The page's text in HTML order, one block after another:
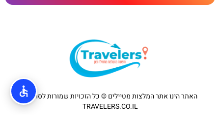
האתר הינו אתר המלצות מטיילים © כל הזכויות שמורות לסוכנות
TRAVELERS.CO.IL